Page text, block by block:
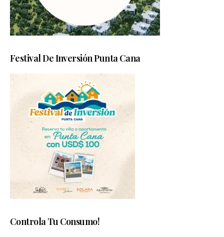
Festival De Inversión Punta Cana
Controla Tu Consumo!